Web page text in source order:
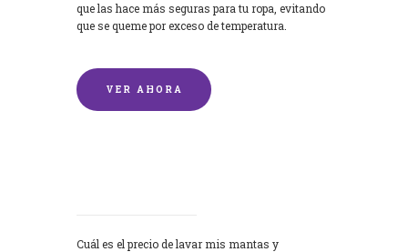
que las hace más seguras para tu ropa, evitando
que se queme por exceso de temperatura.
VER AHORA
Cuál es el precio de lavar mis mantas y